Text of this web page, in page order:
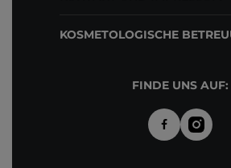
KOSMETOLOGISCHE
FINDE UNS AUF: